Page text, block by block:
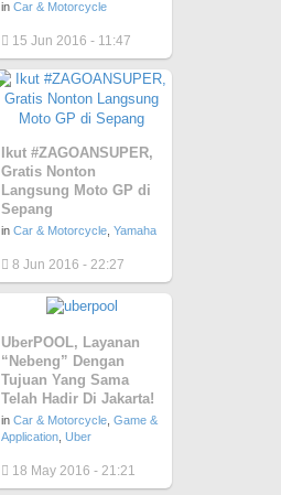
in Car & Motorcycle
15 Jun 2016 - 11:47
Ikut #ZAGOANSUPER,
Gratis Nonton
Langsung Moto GP di
Sepang
in Car & Motorcycle Yamaha
8 Jun 2016 - 22:27
UberPOOL, Layanan
“Nebeng” Dengan
Tujuan Yang Sama
Telah Hadir Di Jakarta!
in Car & Motorcycle Game &
Application Uber
18 May 2016 - 21:21